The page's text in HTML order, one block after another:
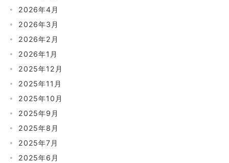
2026年4月
2026年3月
2026年2月
2026年1月
2025年12月
2025年11月
2025年10月
2025年9月
2025年8月
2025年7月
2025年6月